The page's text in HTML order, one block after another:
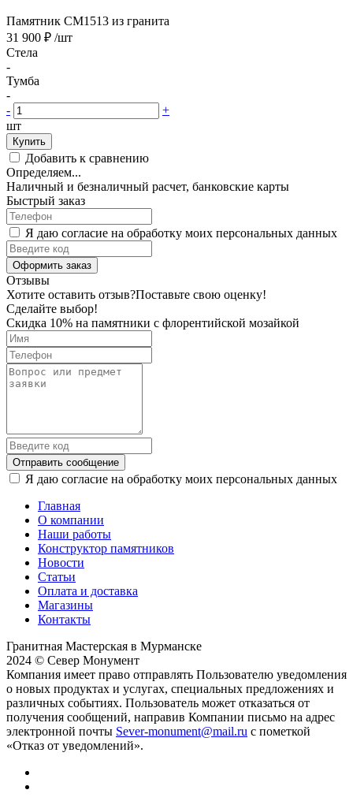
Памятник CM1513 из гранита
31 900 ₽ /шт
Стела
-
Тумба
-
-
+
шт
Купить
Добавить к сравнению
Определяем...
Наличный и безналичный расчет, банковские карты
Быстрый заказ
Я даю согласие на обработку моих персональных данных
Оформить заказ
Отзывы
Хотите оставить отзыв?Поставьте свою оценку!
Сделайте выбор!
Скидка 10% на памятники с флорентийской мозайкой
Отправить сообщение
Я даю согласие на обработку моих персональных данных
Главная
О компании
Наши работы
Конструктор памятников
Новости
Статьи
Оплата и доставка
Магазины
Контакты
Гранитная Мастерская в Мурманске
2024 © Север Монумент
Компания имеет право отправлять Пользователю уведомления
о новых продуктах и услугах, специальных предложениях и
различных событиях. Пользователь может отказаться от
получения сообщений, направив Компании письмо на адрес
электронной почты Sever-monument@mail.ru с пометкой
«Отказ от уведомлений».